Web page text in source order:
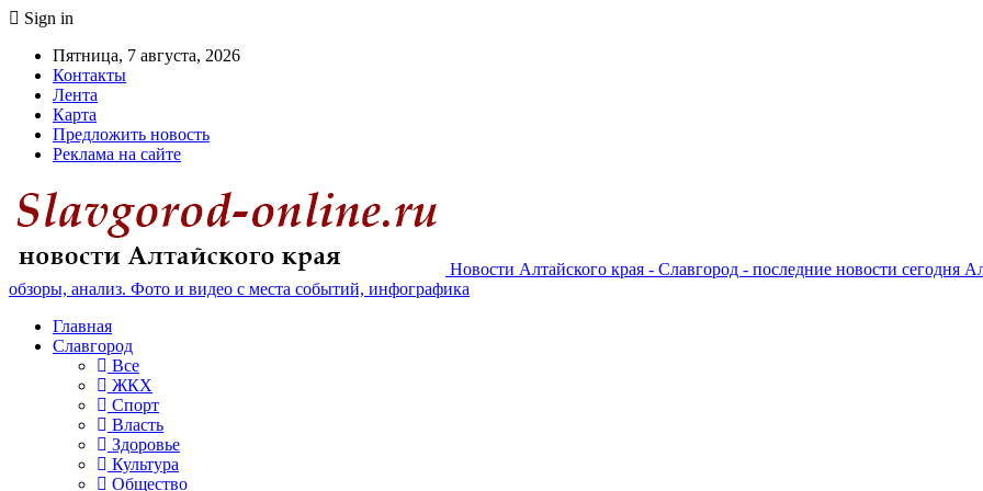
Sign in
Пятница, 7 августа, 2026
Контакты
Лента
Карта
Предложить новость
Реклама на сайте
Новости Алтайского края - Славгород - последние новости сегодня
обзоры, анализ. Фото и видео с места событий, инфографика
Главная
Славгород
Все
ЖКХ
Спорт
Власть
Здоровье
Культура
Общество